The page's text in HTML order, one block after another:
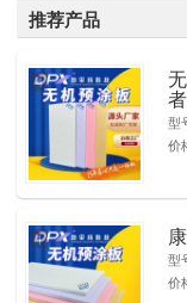
推荐产品
型
价
4
型
价
1